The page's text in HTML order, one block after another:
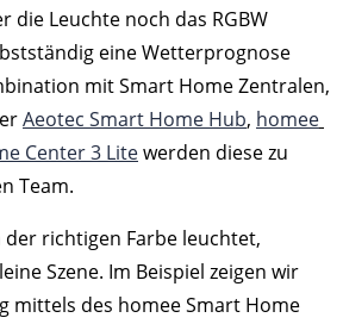
die Leuchte noch das RGBW
eine Wetterprognose
mit Smart Home Zentralen,
Aeotec Smart Home Hub, homee
Center 3 Litewerden diese zu
Team.
richtigen Farbe leuchtet,
Szene. Im Beispiel zeigen wir
mittels des homee Smart Home